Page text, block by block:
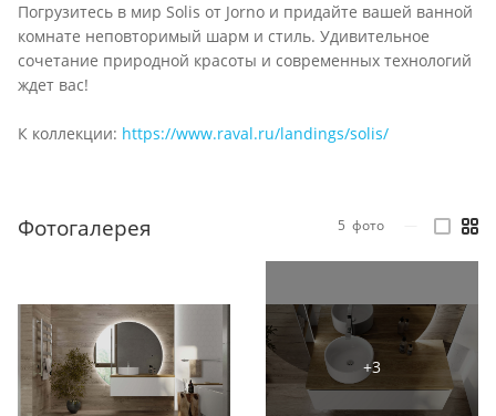
Погрузитесь в мир Solis от Jorno и придайте вашей ванной
комнате неповторимый шарм и стиль. Удивительное
сочетание природной красоты и современных технологий
ждет вас!
К коллекции: https://www.raval.ru/landings/solis/
Фотогалерея 5 фото